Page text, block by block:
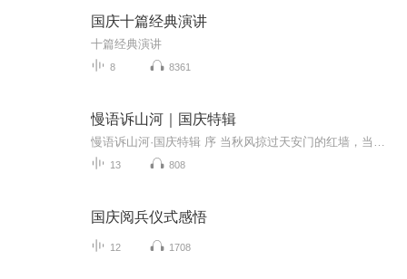
国庆十篇经典演讲
十篇经典演讲
8 8361
慢语诉山河｜国庆特辑
13 808
国庆阅兵仪式感悟
12 1708